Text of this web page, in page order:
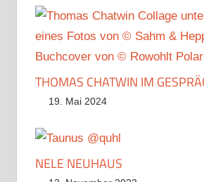
THOMAS CHATWIN IM
19. Mai 2024
NELE NEUHAUS